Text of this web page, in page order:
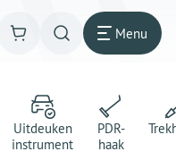
Menu
Uitdeuken
instrument
PDR-
haak